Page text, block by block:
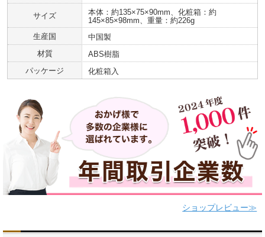
サイズ
本体：約135×75×90mm、化粧箱：約
145×85×98mm、重量：約226g
生産国
中国製
材質
ABS樹脂
パッケージ
化粧箱入
ショップレビュー≫